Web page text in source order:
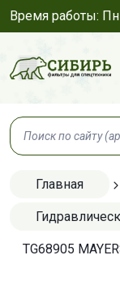
Время работы:
Главная
TG68905